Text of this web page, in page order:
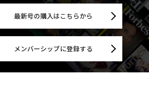
最新号の購入はこちらから
メンバーシップに登録する